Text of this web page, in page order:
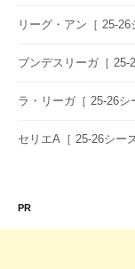
リーグ・アン［ 25-
ブンデスリーガ［
ラ・リーガ［ 25-26
セリエA［ 25-26シー
PR